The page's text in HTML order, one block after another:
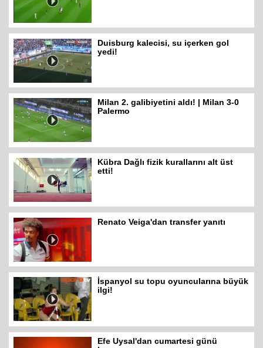
Duisburg kalecisi, su içerken gol
yedi!
Milan 2. galibiyetini aldı! | Milan 3-0
Palermo
Kübra Dağlı fizik kurallarını alt üst
etti!
Renato Veiga'dan transfer yanıtı
İspanyol su topu oyuncularına büyük
ilgi!
Efe Uysal'dan cumartesi günü